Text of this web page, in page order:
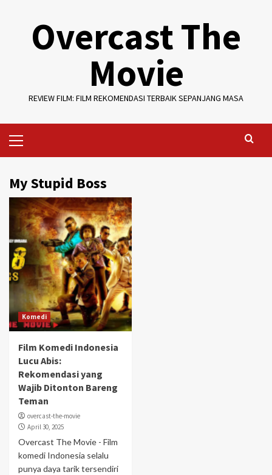
Overcast The
Movie
REVIEW FILM: FILM REKOMENDASI TERBAIK SEPANJANG MASA
Menu
My Stupid Boss
Komedi
Film Komedi Indonesia
Lucu Abis:
Rekomendasi yang
Wajib Ditonton Bareng
Teman
overcast-the-movie
April 30, 2025
Overcast The Movie - Film
komedi Indonesia selalu
punya daya tarik tersendiri